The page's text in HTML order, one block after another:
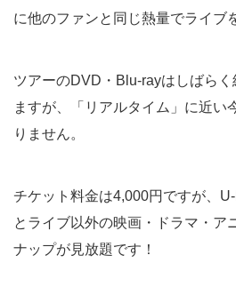
に他のファンと同じ熱量でライブ
ツアーのDVD・Blu-rayはしばら
ますが、「リアルタイム」に近い
りません。
チケット料金は4,000円ですが、
とライブ以外の映画・ドラマ・ア
ナップが見放題です！